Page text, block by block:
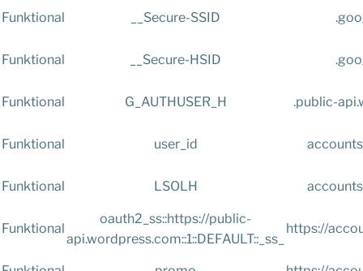
Funktional __Secure-SSID
Funktional __Secure-HSID
Funktional G_AUTHUSER_H .public-
Funktional user_id
Funktional LSOLH
Funktional
oauth2_ss::https://public-
api.wordpress.com::1::DEFAULT::_ss_
https://